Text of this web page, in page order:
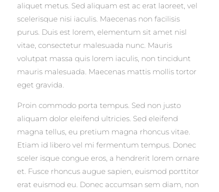
aliquet metus. Sed aliquam est ac erat laoreet, vel
scelerisque nisi iaculis. Maecenas non facilisis
purus. Duis est lorem, elementum sit amet nisl
vitae, consectetur malesuada nunc. Mauris
volutpat massa quis lorem iaculis, non tincidunt
mauris malesuada. Maecenas mattis mollis tortor
eget gravida.
Proin commodo porta tempus. Sed non justo
aliquam dolor eleifend ultricies. Sed eleifend
magna tellus, eu pretium magna rhoncus vitae.
Etiam id libero vel mi fermentum tempus. Donec
sceler isque congue eros, a hendrerit lorem ornare
et. Fusce rhoncus augue sapien, euismod porttitor
erat euismod eu. Donec accumsan sem diam, non